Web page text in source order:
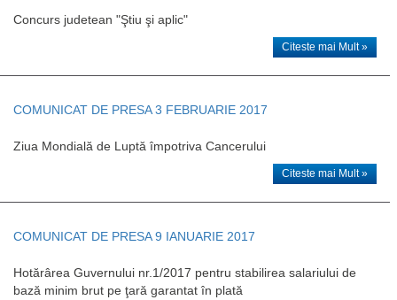
Concurs judetean "Ştiu şi aplic"
Citeste mai Mult »
COMUNICAT DE PRESA 3 FEBRUARIE 2017
Ziua Mondială de Luptă împotriva Cancerului
Citeste mai Mult »
COMUNICAT DE PRESA 9 IANUARIE 2017
Hotărârea Guvernului nr.1/2017 pentru stabilirea salariului de
bază minim brut pe ţară garantat în plată